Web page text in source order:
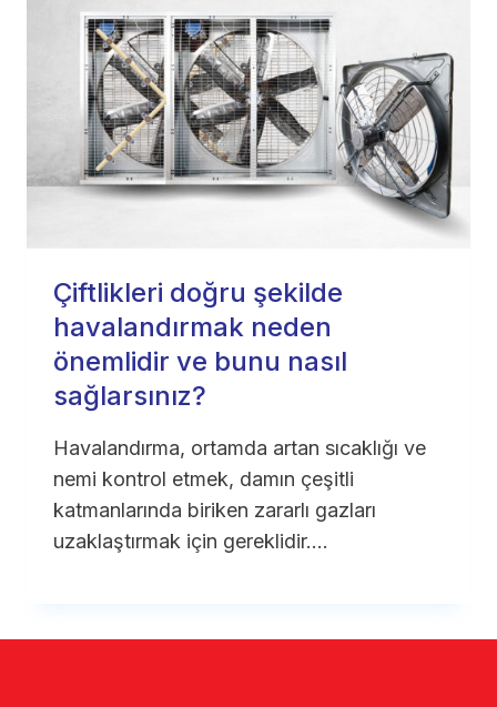
Çiftlikleri doğru şekilde
havalandırmak neden
önemlidir ve bunu nasıl
sağlarsınız?
Havalandırma, ortamda artan sıcaklığı ve
nemi kontrol etmek, damın çeşitli
katmanlarında biriken zararlı gazları
uzaklaştırmak için gereklidir….